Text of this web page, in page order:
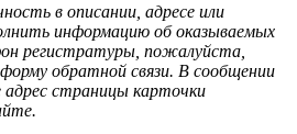
в описании, адресе или
информацию об оказываемых
регистратуры, пожалуйста,
обратной связи. В сообщении
адрес страницы карточки